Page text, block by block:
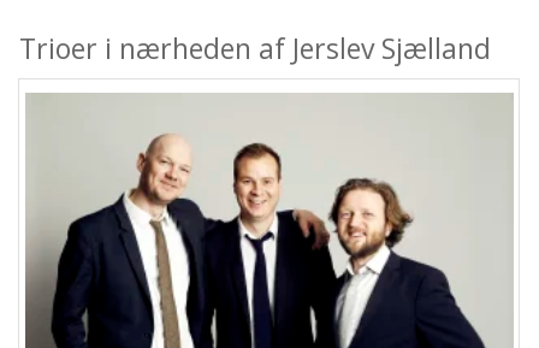
Trioer i nærheden af Jerslev Sjælland